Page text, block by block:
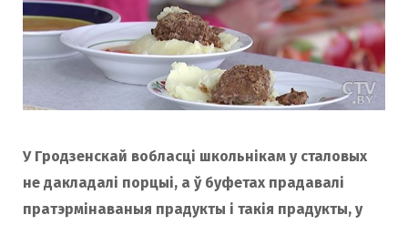
У Гродзенскай вобласці школьнікам у сталовых
не дакладалі порцыі, а ў буфетах прадавалі
пратэрмінаваныя прадукты і такія прадукты, у